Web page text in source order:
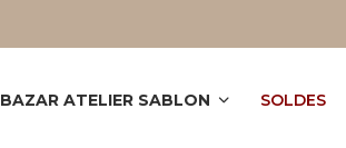
BAZAR ATELIER SABLON SOLDES